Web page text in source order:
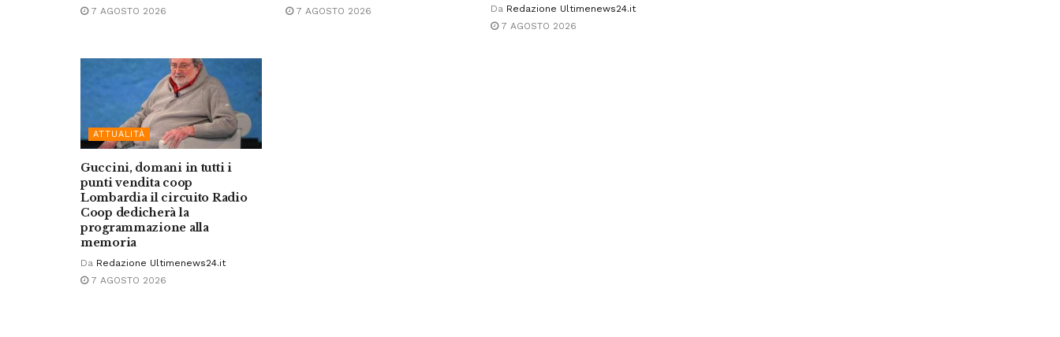
7 AGOSTO 2026
7 AGOSTO 2026
Da Redazione Ultimenews24.it
7 AGOSTO 2026
ATTUALITÀ
Guccini, domani in tutti i
punti vendita coop
Lombardia il circuito Radio
Coop dedicherà la
programmazione alla
memoria
Da Redazione Ultimenews24.it
7 AGOSTO 2026